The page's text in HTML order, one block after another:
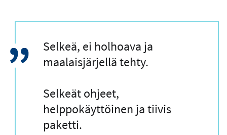
L
a
n
a
u
Selkeä, ei holhoava ja
maalaisjärjellä tehty.
Selkeät ohjeet,
helppokäyttöinen ja tiivis
paketti.